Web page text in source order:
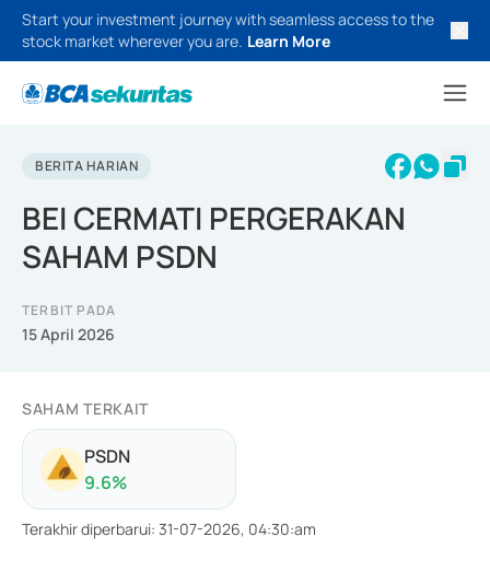
Start your investment journey with seamless access to the
stock market wherever you are. Learn More
BERITA HARIAN
BEI CERMATI PERGERAKAN
SAHAM PSDN
TERBIT PADA
15 April 2026
SAHAM TERKAIT
PSDN
9.6%
Terakhir diperbarui: 31-07-2026, 04:30:am